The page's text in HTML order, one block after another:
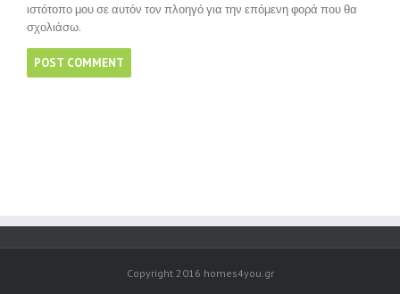
ιστότοπο μου σε αυτόν τον πλοηγό για την επόμενη φορά που θα
σχολιάσω.
Copyright 2016 homes4you.gr